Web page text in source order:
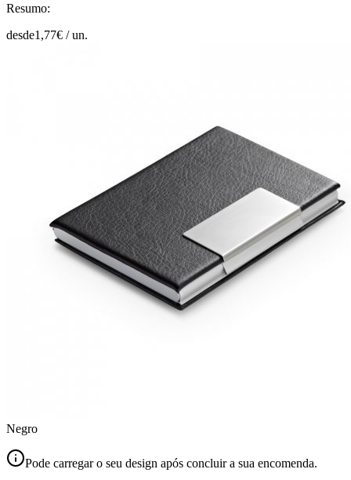
Resumo:
desde1,77€ /un.
Negro
Pode carregar o seu design após concluir a sua encomenda.